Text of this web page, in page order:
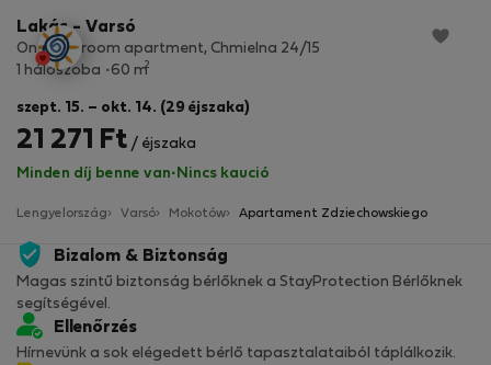
Lakás - Varsó
One-bedroom apartment, Chmielna 24/15
1 hálószoba
60 m2
szept. 15. – okt. 14. (29 éjszaka)
21 271 Ft / éjszaka
Minden díj benne van· Nincs kaució
Lengyelország Varsó Mokotów Apartament Zdziechowskiego
Bizalom & Biztonság
Magas szintű biztonság bérlőknek a StayProtection Bérlőknek
segítségével.
Ellenőrzés
Hírnevünk a sok elégedett bérlő tapasztalataiból táplálkozik.